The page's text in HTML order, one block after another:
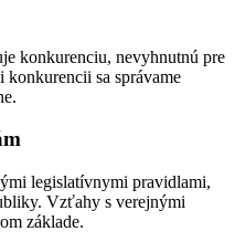
konkurenciu, nevyhnutnú pre
konkurencii sa správame
legislatívnymi pravidlami,
Vzťahy s verejnými
základe.